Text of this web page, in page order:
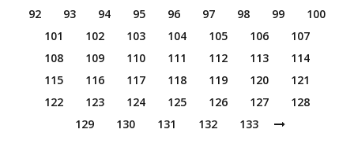
92
93 94 95 96 97 98 99
100
101
102 103 104 105 106
107
108
109 110 111 112 113
114
115
116 117 118 119 120
121
122
123 124 125 126 127
128
129
130 131 132 133